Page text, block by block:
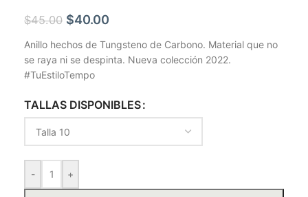
$45.00 $40.00
Anillo hechos de Tungsteno de Carbono. Material que no
se raya ni se despinta. Nueva colección 2022.
#TuEstiloTempo
TALLAS DISPONIBLES
- +